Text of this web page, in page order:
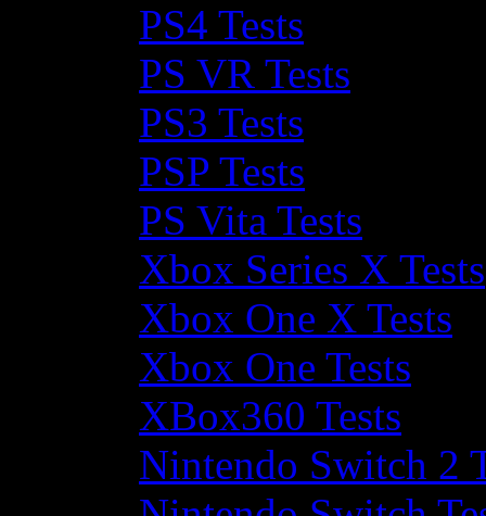
PS4 Tests
PS VR Tests
PS3 Tests
PSP Tests
PS Vita Tests
Xbox Series X Tests
Xbox One X Tests
Xbox One Tests
XBox360 Tests
Nintendo Switch 2